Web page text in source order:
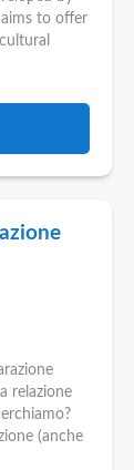
to offer
relazione
(anche